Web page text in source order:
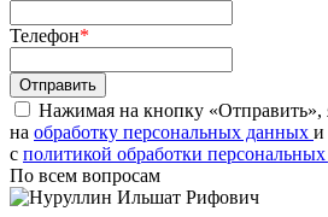
Телефон*
Нажимая на кнопку «Отправить»,
на обработку персональных данных и
c политикой обработки
По всем вопросам